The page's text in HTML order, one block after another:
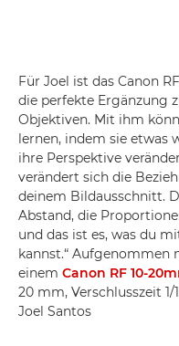
Für Joel ist das Canon
die perfekte Ergänzung
Objektiven. Mit ihm
lernen, indem sie etwas
ihre Perspektive
verändert sich die
deinem Bildausschnitt.
Abstand, die
und das ist es, was du
kannst.“ Aufgenommen
einem Canon RF 10-
20 mm, Verschlusszeit 1/
Joel Santos